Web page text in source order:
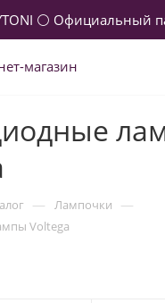
⚪ Официальный
— Лампочки —
Voltega